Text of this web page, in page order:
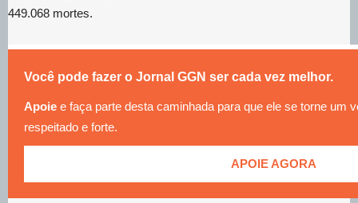
449.068 mortes.
Você pode fazer o Jornal GGN ser cada vez melhor.
Apoie e faça parte desta caminhada para que ele se torne um
respeitado e forte.
APOIE AGORA